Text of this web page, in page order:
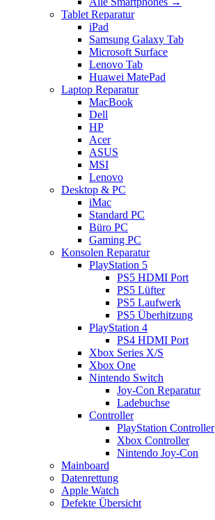
Tablet Reparatur
iPad
Samsung Galaxy Tab
Microsoft Surface
Lenovo Tab
Huawei MatePad
Laptop Reparatur
MacBook
Dell
HP
Acer
ASUS
MSI
Lenovo
Desktop & PC
iMac
Standard PC
Büro PC
Gaming PC
Konsolen Reparatur
PlayStation 5
PS5 HDMI Port
PS5 Lüfter
PS5 Laufwerk
PS5 Überhitzung
PlayStation 4
PS4 HDMI Port
Xbox Series X/S
Xbox One
Nintendo Switch
Joy-Con Reparatur
Ladebuchse
Controller
PlayStation Controller
Xbox Controller
Nintendo Joy-Con
Mainboard
Datenrettung
Apple Watch
Defekte Übersicht